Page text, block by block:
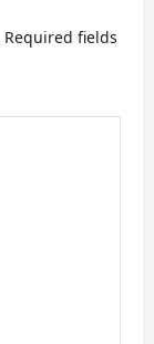
Required fields